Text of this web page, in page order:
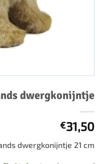
dwergkonijntje
€31,50
dwergkonijntje 21 cm